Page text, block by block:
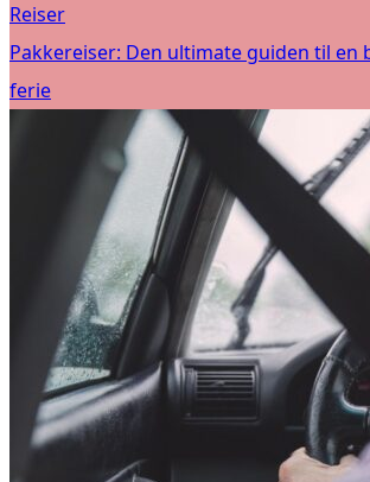
Reiser
Pakkereiser: Den ultimate guiden til en
ferie